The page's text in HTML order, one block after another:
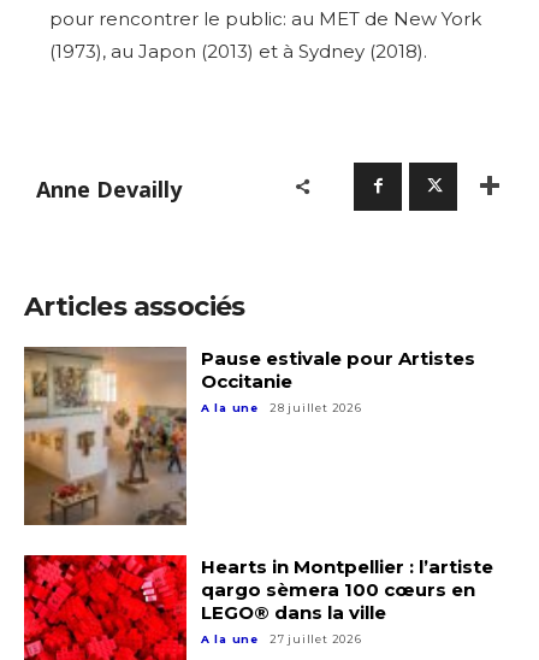
pour rencontrer le public: au MET de New York
(1973), au Japon (2013) et à Sydney (2018).
Anne Devailly
Articles associés
Pause estivale pour Artistes
Occitanie
A la une 28 juillet 2026
Hearts in Montpellier : l’artiste
qargo sèmera 100 cœurs en
LEGO® dans la ville
A la une 27 juillet 2026